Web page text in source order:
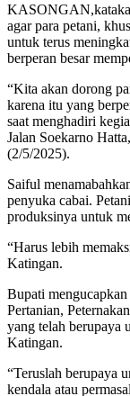
agar para petani,
untuk terus
berperan besar
“Kita akan dorong
karena itu yang
saat menghadiri
Jalan Soekarno
(2/5/2025).
Saiful
penyuka cabai.
produksinya untuk
“Harus lebih
Katingan.
Bupati
Pertanian,
yang telah berupaya
Katingan.
“Teruslah berupaya
kendala atau